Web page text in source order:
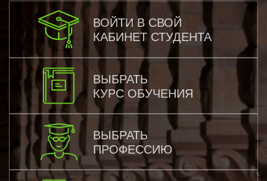
ВОЙТИ В СВОЙ
КАБИНЕТ СТУДЕНТА
ВЫБРАТЬ
КУРС ОБУЧЕНИЯ
ВЫБРАТЬ
ПРОФЕССИЮ